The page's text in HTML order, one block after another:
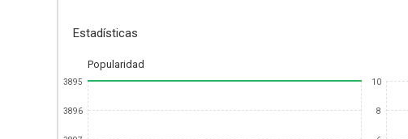
Estadísticas
Popularidad
3895
3896
10
8